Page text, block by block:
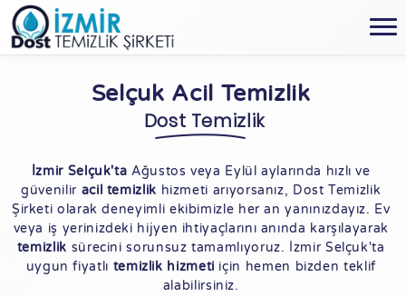
Selçuk Acil Temizlik
Dost Temizlik
İzmir Selçuk'ta Ağustos veya Eylül aylarında hızlı ve
güvenilir acil temizlik hizmeti arıyorsanız, Dost Temizlik
Şirketi olarak deneyimli ekibimizle her an yanınızdayız. Ev
veya iş yerinizdeki hijyen ihtiyaçlarını anında karşılayarak
temizlik sürecini sorunsuz tamamlıyoruz. İzmir Selçuk'ta
uygun fiyatlı temizlik hizmeti için hemen bizden teklif
alabilirsiniz.